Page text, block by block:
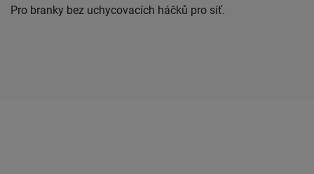
Pro branky bez uchycovacích háčků pro síť.